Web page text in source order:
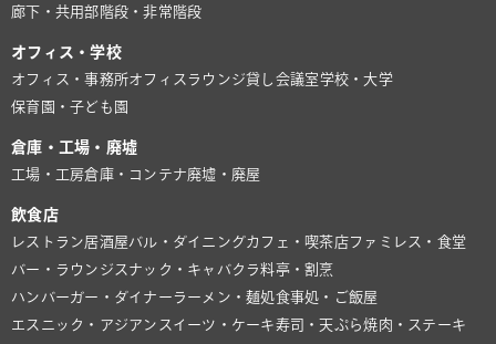
廊下・共用部 階段・非常階段
オフィス・学校
オフィス・事務所オフィスラウンジ貸し会議室学校・大学
保育園・子ども園
倉庫・工場・廃墟
工場・工房倉庫・コンテナ廃墟・廃屋
飲食店
レストラン居酒屋バル・ダイニングカフェ・喫茶店ファミレス・食堂
バー・ラウンジ スナック・キャバクラ料亭・割烹
ハンバーガー・ダイナーラーメン・麺処食事処・ご飯屋
エスニック・アジアン スイーツ・ケーキ寿司・天ぷら焼肉・ステーキ